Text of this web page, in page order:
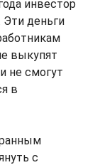
инвестор
Эти деньги
выкупят
не смогут
в
с